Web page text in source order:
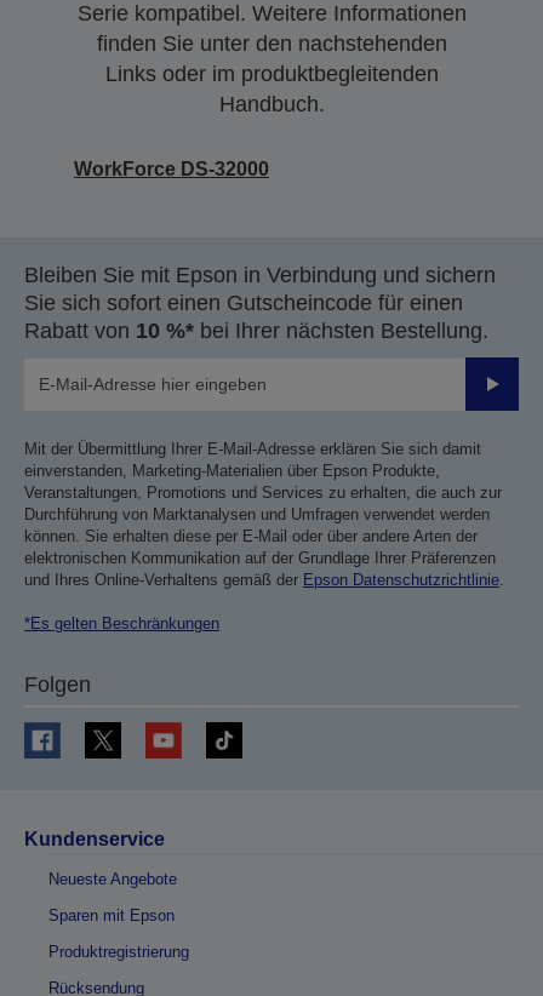
Serie kompatibel. Weitere Informationen
finden Sie unter den nachstehenden
Links oder im produktbegleitenden
Handbuch.
WorkForce DS-32000
Bleiben Sie mit Epson in Verbindung und sichern
Sie sich sofort einen Gutscheincode für einen
Rabatt von 10 %* bei Ihrer nächsten Bestellung.
Mit der Übermittlung Ihrer E-Mail-Adresse erklären Sie sich damit
einverstanden, Marketing-Materialien über Epson Produkte,
Veranstaltungen, Promotions und Services zu erhalten, die auch zur
Durchführung von Marktanalysen und Umfragen verwendet werden
können. Sie erhalten diese per E-Mail oder über andere Arten der
elektronischen Kommunikation auf der Grundlage Ihrer Präferenzen
und Ihres Online-Verhaltens gemäß der Epson Datenschutzrichtlinie.
*Es gelten Beschränkungen
Folgen
Kundenservice
Neueste Angebote
Sparen mit Epson
Produktregistrierung
Rücksendung